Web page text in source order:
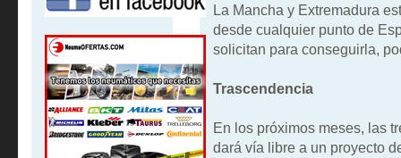
La Mancha y Extremadura
desde cualquier punto de
solicitan para conseguirla,
Trascendencia
En los próximos meses, las
dará vía libre a un proyecto